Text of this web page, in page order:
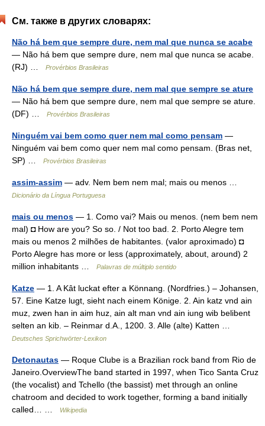
См. также в других словарях:
Não há bem que sempre dure, nem mal que nunca se acabe
— Não há bem que sempre dure, nem mal que nunca se acabe.
(RJ) …
Provérbios Brasileiras
Não há bem que sempre dure, nem mal que sempre se ature
— Não há bem que sempre dure, nem mal que sempre se ature.
(DF) …
Provérbios Brasileiras
Ninguém vai bem como quer nem mal como pensam —
Ninguém vai bem como quer nem mal como pensam. (Bras net,
SP) …
Provérbios Brasileiras
assim-assim — adv. Nem bem nem mal; mais ou menos …
Dicionário da Língua Portuguesa
mais ou menos — 1. Como vai? Mais ou menos. (nem bem nem
mal) ◘ How are you? So so. / Not too bad. 2. Porto Alegre tem
mais ou menos 2 milhões de habitantes. (valor aproximado) ◘
Porto Alegre has more or less (approximately, about, around) 2
million inhabitants …
Palavras de múltiplo sentido
Katze — 1. A Kât luckat efter a Könnang. (Nordfries.) – Johansen,
57. Eine Katze lugt, sieht nach einem Könige. 2. Ain katz vnd ain
muz, zwen han in aim huz, ain alt man vnd ain iung wib belibent
selten an kib. – Reinmar d.A., 1200. 3. Alle (alte) Katten …
Deutsches Sprichwörter-Lexikon
Detonautas — Roque Clube is a Brazilian rock band from Rio de
Janeiro.OverviewThe band started in 1997, when Tico Santa Cruz
(the vocalist) and Tchello (the bassist) met through an online
chatroom and decided to work together, forming a band initially
called… …
Wikipedia